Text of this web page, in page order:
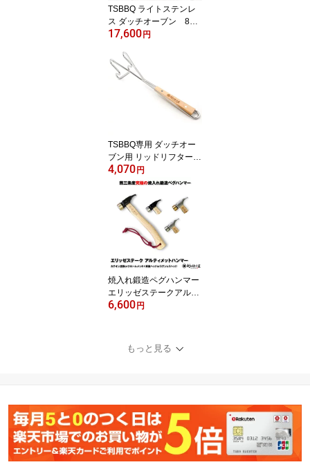
TSBBQ ライトステンレ
ス ダッチオーブン 8イ
ンチ ミラー仕上げ（TS
火・IH100V、200Vとオ
ール熱源対応。蓋はミー
トプレスとして使えま
す！家庭でもソロキャン
プでも大活躍！＜燕三条
製＞ クリスマスプレゼン
料！】
17,600円
TSBBQ専用 ダッチオー
ブン用 リッドリフター
［MK-ODR-LIFT］【三
条市製｜村の鍛冶屋】ア
ウトドアでダッチオーブ
ンを使うなら、必需品！
バーベキューの時、焚火
の上で熱くなった蓋も簡
単に持ち上げることが出
来ます！【送料無料！】
4,070円
焼入れ鍛造ペグハンマー
エリッゼステークアルテ
ィメットハンマー究極の
装orクロームメッキヘッ
ド 真鍮orステンレス
6,600円
もっと見る